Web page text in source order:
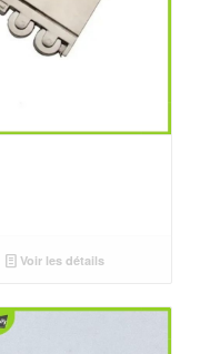
Voir les détails